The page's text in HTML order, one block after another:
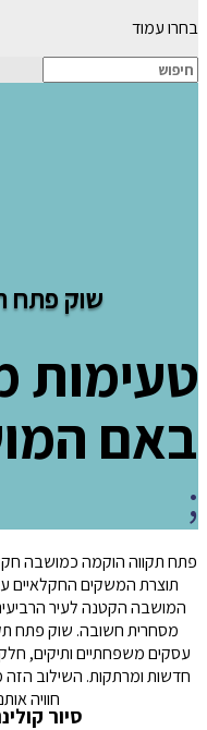
בחרו עמוד
שוק פתח
טעימות
באם
;
פתח תקווה הוקמה כמושבה
תוצרת המשקים החקלאיים
המושבה הקטנה לעיר
מסחרית חשובה. שוק פתח
חדשות ומרתקות. השילוב הזה
חוויה
סיור